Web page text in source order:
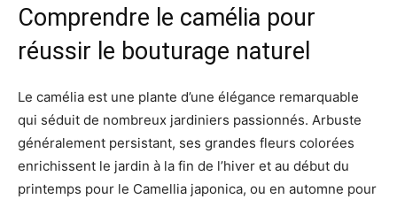
Comprendre le camélia pour
réussir le bouturage naturel
Le camélia est une plante d’une élégance remarquable
qui séduit de nombreux jardiniers passionnés. Arbuste
généralement persistant, ses grandes fleurs colorées
enrichissent le jardin à la fin de l’hiver et au début du
printemps pour le Camellia japonica, ou en automne pour